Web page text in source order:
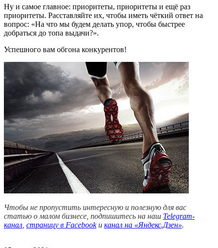
Ну и самое главное: приоритеты, приоритеты и ещё раз
приоритеты. Расставляйте их, чтобы иметь чёткий ответ на
вопрос: «На что мы будем делать упор, чтобы быстрее
добраться до топа выдачи?».
Успешного вам обгона конкурентов!
Чтобы не пропустить интересную и полезную для вас
статью о малом бизнесе, подпишитесь на наш Telegram-
канал страницу в Facebookи канал на «Яндекс.Дзен».